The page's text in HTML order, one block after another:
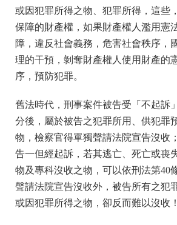
或因犯罪所得之物、犯罪所得，這些
保障的財產權，如果財產權人濫用憲
障，違反社會義務，危害社會秩序，
理的干預，剝奪財產權人使用財產的
序，預防犯罪。
舊法時代，刑事案件被告受「不起訴
分後，屬於被告之犯罪所用、供犯罪
物，檢察官得單獨聲請法院宣告沒收
告一但經起訴，若其逃亡、死亡或喪
物及專科沒收之物，可以依刑法第40
聲請法院宣告沒收外，被告所有之犯
或因犯罪所得之物，卻反而難以沒收